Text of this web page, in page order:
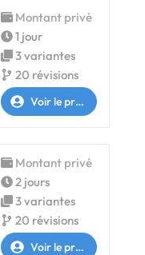
Montant privé
1 jour
3 variantes
20 révisions
Voir le profil
Montant privé
2 jours
3 variantes
20 révisions
Voir le profil